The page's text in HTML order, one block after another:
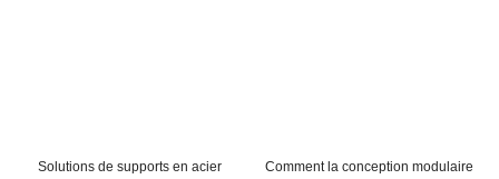
Solutions de supports en acier
Comment la conception modulaire